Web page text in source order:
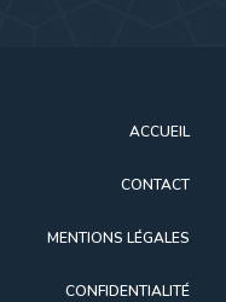
ACCUEIL
CONTACT
MENTIONS LÉGALES
CONFIDENTIALITÉ